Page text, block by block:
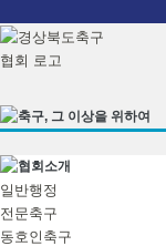
일반행정
전문축구
동호인축구